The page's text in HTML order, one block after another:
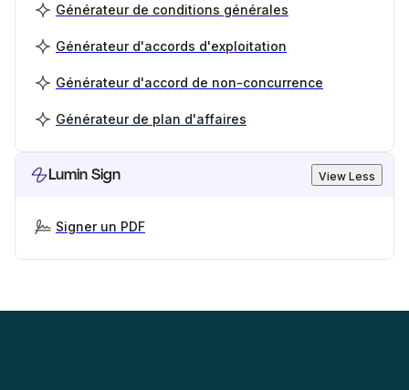
Générateur de conditions générales
Générateur d'accords d'exploitation
Générateur d'accord de non-concurrence
Générateur de plan d'affaires
Lumin Sign View Less
Signer un PDF